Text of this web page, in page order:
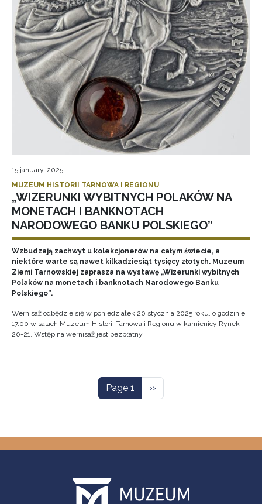
15 january, 2025
MUZEUM HISTORII TARNOWA I REGIONU
„WIZERUNKI WYBITNYCH POLAKÓW NA
MONETACH I BANKNOTACH
NARODOWEGO BANKU POLSKIEGO”
Wzbudzają zachwyt u kolekcjonerów na całym świecie, a
niektóre warte są nawet kilkadziesiąt tysięcy złotych. Muzeum
Ziemi Tarnowskiej zaprasza na wystawę „Wizerunki wybitnych
Polaków na monetach i banknotach Narodowego Banku
Polskiego”.
Wernisaż odbędzie się w poniedziałek 20 stycznia 2025 roku, o godzinie
17.00 w salach Muzeum Historii Tarnowa i Regionu w kamienicy Rynek
20-21. Wstęp na wernisaż jest bezpłatny.
Page 1 Next page
››